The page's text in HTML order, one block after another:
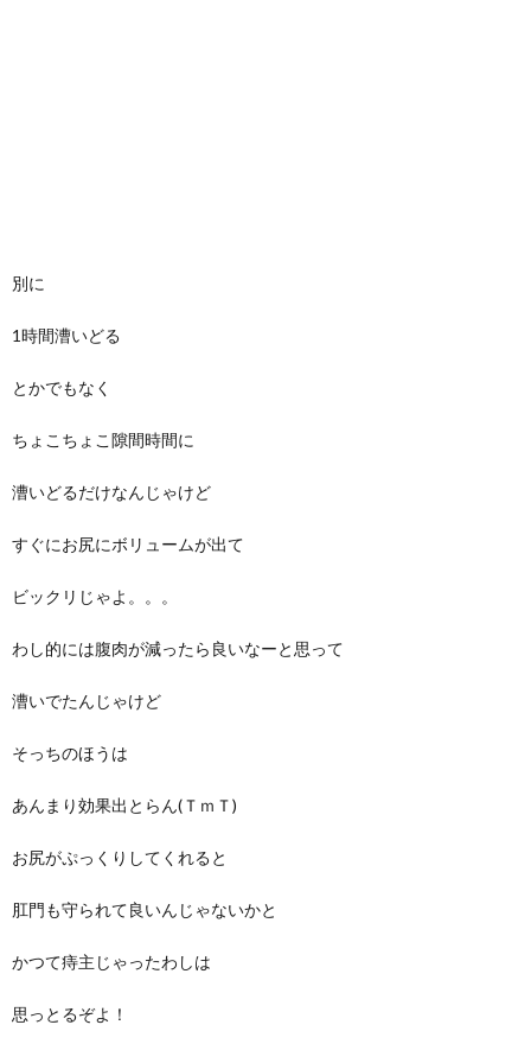
別に
1時間漕いどる
とかでもなく
ちょこちょこ隙間時間に
漕いどるだけなんじゃけど
すぐにお尻にボリュームが出て
ビックリじゃよ。。。
わし的には腹肉が減ったら良いなーと思って
漕いでたんじゃけど
そっちのほうは
あんまり効果出とらん(ＴｍＴ)
お尻がぷっくりしてくれると
肛門も守られて良いんじゃないかと
かつて痔主じゃったわしは
思っとるぞよ！